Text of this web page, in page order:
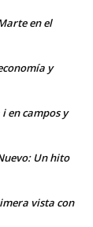
en el
y
en campos y
Un hito
vista con